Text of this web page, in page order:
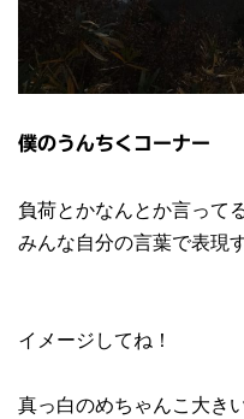
僕のうんちくコーナー
負荷とかなんとか言って
みんな自分の言葉で表現
イメージしてね！
真っ白のめちゃんこ大き